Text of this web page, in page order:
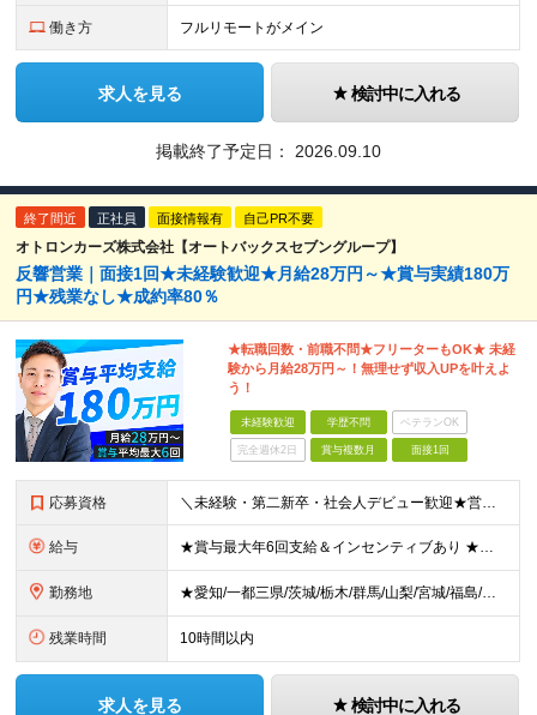
働き方 フルリモートがメイン
求人を見る 検討中に入れる
掲載終了予定日： 2026.09.10
終了間近 正社員 面接情報有 自己PR不要
オトロンカーズ株式会社【オートバックスセブングループ】
反響営業｜面接1回★未経験歓迎★月給28万円～★賞与実績180万
円★残業なし★成約率80％
★転職回数・前職不問★フリーターもOK★ 未経
験から月給28万円～！無理せず収入UPを叶えよ
う！
未経験歓迎 学歴不問 ベテランOK
完全週休2日 賞与複数月 面接1回
応募資格 ＼未経験・第二新卒・社会人デビュー歓迎★営業社員の平均年齢30代／ ◆学歴不問 ◆未経験歓迎 ◆普通自動車免許(AT限定可) ◆39歳までの方（若年層の長期キャリア形成を図るため） ★接客経験がない
給与 ★賞与最大年6回支給＆インセンティブあり ★未経験からの入社：400万円～450万円 ◆月給28万円以上～65万円インセンティブ＋各種手当 ※経験・スキルなどを考慮のうえ、決定いたします。 ※試用期
勤務地 ★愛知/一都三県/茨城/栃木/群馬/山梨/宮城/福島/岩手/岐阜 ★2026年1月福島いわき店、愛知刈谷店がオープン ◆愛知県 刈谷店／愛知県刈谷市中手町6-510 豊橋店／愛知県豊橋市新栄町大溝2
残業時間 10時間以内
求人を見る 検討中に入れる